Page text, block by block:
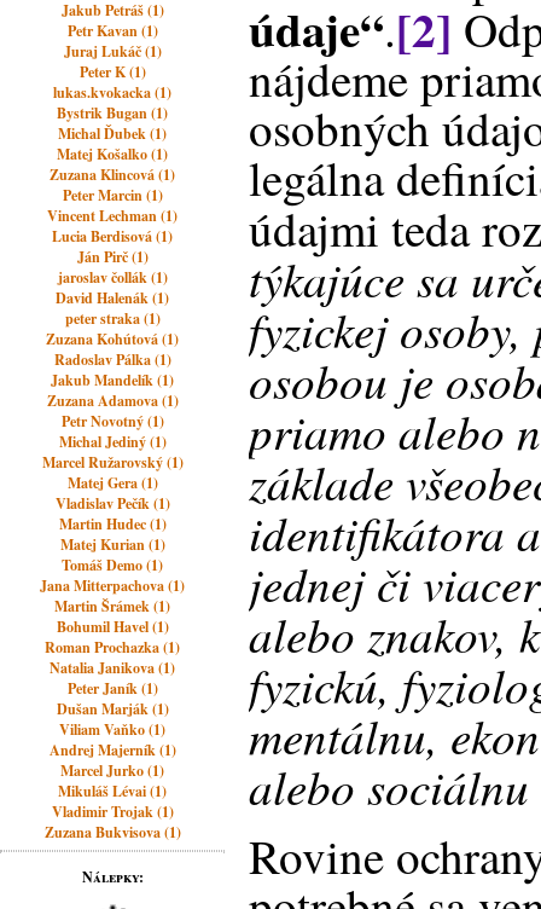
Jakub Petráš (1)
Petr Kavan (1)
Juraj Lukáč (1)
Peter K (1)
lukas.kvokacka (1)
Bystrik Bugan (1)
Michal Ďubek (1)
Matej Košalko (1)
Zuzana Klincová (1)
Peter Marcin (1)
Vincent Lechman (1)
Lucia Berdisová (1)
Ján Pirč (1)
jaroslav čollák (1)
David Halenák (1)
peter straka (1)
Zuzana Kohútová (1)
Radoslav Pálka (1)
Jakub Mandelík (1)
Zuzana Adamova (1)
Petr Novotný (1)
Michal Jediný (1)
Marcel Ružarovský (1)
Matej Gera (1)
Vladislav Pečík (1)
Martin Hudec (1)
Matej Kurian (1)
Tomáš Demo (1)
Jana Mitterpachova (1)
Martin Šrámek (1)
Bohumil Havel (1)
Roman Prochazka (1)
Natalia Janikova (1)
Peter Janík (1)
Dušan Marják (1)
Viliam Vaňko (1)
Andrej Majerník (1)
Marcel Jurko (1)
Mikuláš Lévai (1)
Vladimir Trojak (1)
Zuzana Bukvisova (1)
Nálepky:
údaje“.[2]
nájdeme
osobných
legálna
údajmi teda
týkajúce sa
fyzickej
osobou je
priamo alebo
základe
identifikátora
jednej či
alebo znakov,
fyzickú,
mentálnu,
alebo
Rovine